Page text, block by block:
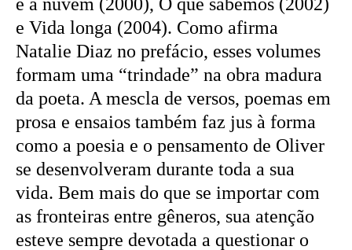
e Vida longa (2004). Como afirma
Natalie Diaz no prefácio, esses volumes
formam uma “trindade” na obra madura
da poeta. A mescla de versos, poemas em
prosa e ensaios também faz jus à forma
como a poesia e o pensamento de Oliver
se desenvolveram durante toda a sua
vida. Bem mais do que se importar com
as fronteiras entre gêneros, sua atenção
esteve sempre devotada a questionar o